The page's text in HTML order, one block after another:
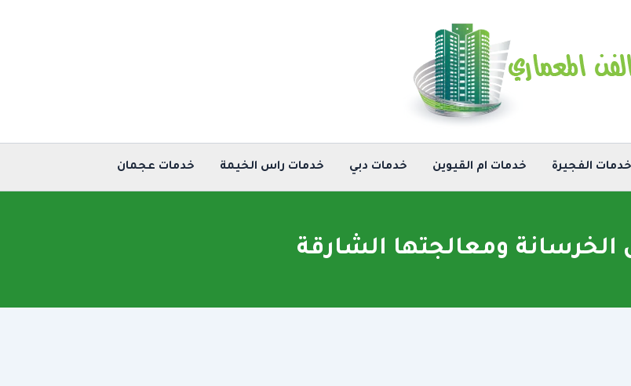
خدمات الفجيرة خدمات ام القيوين خدمات دبي خدمات راس الخيمة خدمات عجمان
ومعالجتها الشارقة